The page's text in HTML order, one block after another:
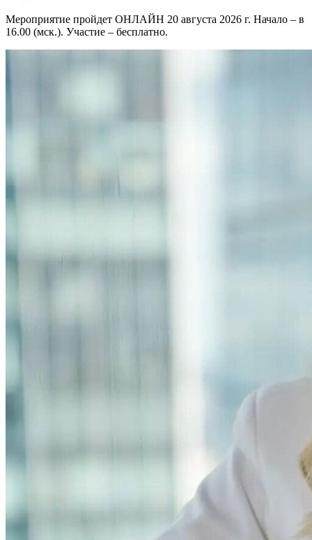
Мероприятие пройдет ОНЛАЙН 20 августа 2026 г. Начало – в
16.00 (мск.). Участие – бесплатно.